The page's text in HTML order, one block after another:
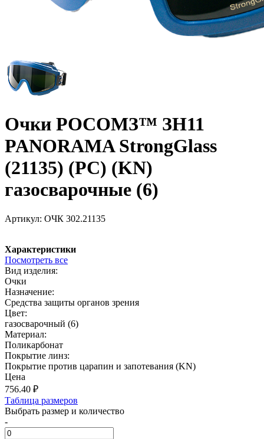
Очки РОСОМЗ™ ЗН11
PANORAMA StrongGlass
(21135) (PC) (KN)
газосварочные (6)
Артикул: ОЧК 302.21135
Характеристики
Посмотреть все
Вид изделия:
Очки
Назначение:
Средства защиты органов зрения
Цвет:
газосварочный (6)
Материал:
Поликарбонат
Покрытие линз:
Покрытие против царапин и запотевания (KN)
Цена
756.40 ₽
Таблица размеров
Выбрать размер и количество
-